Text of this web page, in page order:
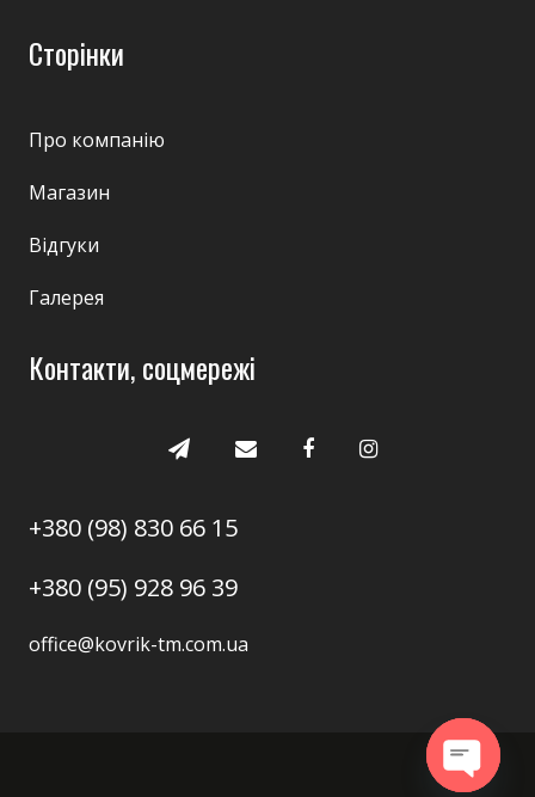
Сторінки
Про компанію
Магазин
Відгуки
Галерея
Контакти, соцмережі
+380 (98) 830 66 15
+380 (95) 928 96 39
office@kovrik-tm.com.ua